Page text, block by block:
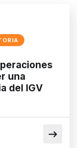
una
del IGV